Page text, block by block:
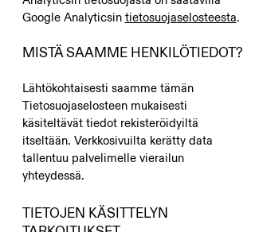
Google Analyticsin tietosuojaselosteesta.
MISTÄ SAAMME HENKILÖTIEDOT?
Lähtökohtaisesti saamme tämän
Tietosuojaselosteen mukaisesti
käsiteltävät tiedot rekisteröidyiltä
itseltään. Verkkosivuilta kerätty data
tallentuu palvelimelle vierailun
yhteydessä.
TIETOJEN KÄSITTELYN